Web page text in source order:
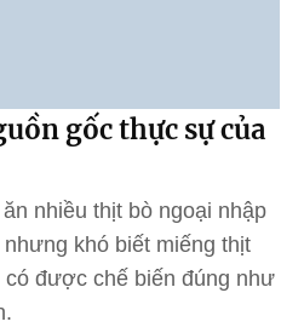
gốc thực sự của
nhiều thịt bò ngoại nhập
khó biết miếng thịt
được chế biến đúng như